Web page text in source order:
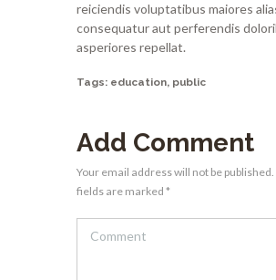
reiciendis voluptatibus maiores
consequatur aut perferendis
asperiores repellat.
Tags: education, public
Add Comment
Your email address will not be
fields are marked *